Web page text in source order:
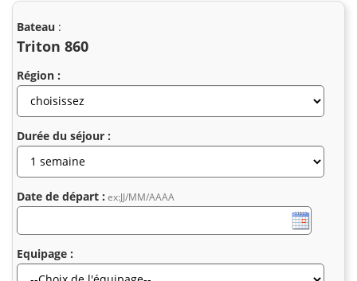
Bateau :
Triton 860
Région :
Durée du séjour :
Date de départ : ex:JJ/MM/AAAA
Equipage :